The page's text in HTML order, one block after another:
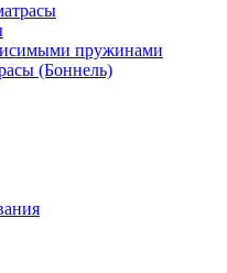
пружинами
(Боннель)